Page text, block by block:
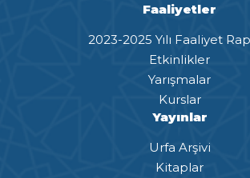
Faaliyetler
2023-2025 Yılı Faaliyet
Etkinlikler
Yarışmalar
Kurslar
Yayınlar
Urfa Arşivi
Kitaplar